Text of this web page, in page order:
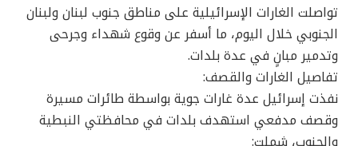
تواصلت الغارات الإسرائيلية على مناطق جنوب لبنان ولبنان
الجنوبي خلال اليوم، ما أسفر عن وقوع شهداء وجرحى
وتدمير مبانٍ في عدة بلدات.
تفاصيل الغارات والقصف:
نفذت إسرائيل عدة غارات جوية بواسطة طائرات مسيرة
وقصف مدفعي استهدف بلدات في محافظتي النبطية